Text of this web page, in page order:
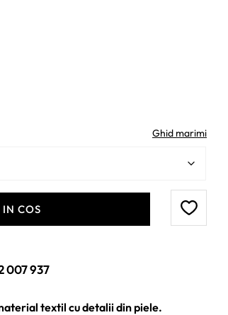
Ghid marimi
COS
007 937
textil cu detalii din piele.